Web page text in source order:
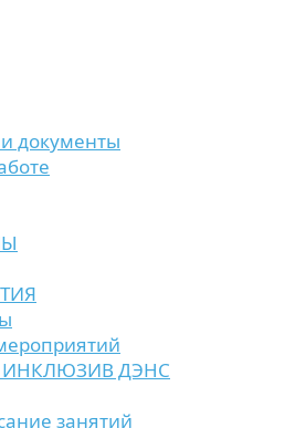
документы
ИНКЛЮЗИВ ДЭНС
занятий